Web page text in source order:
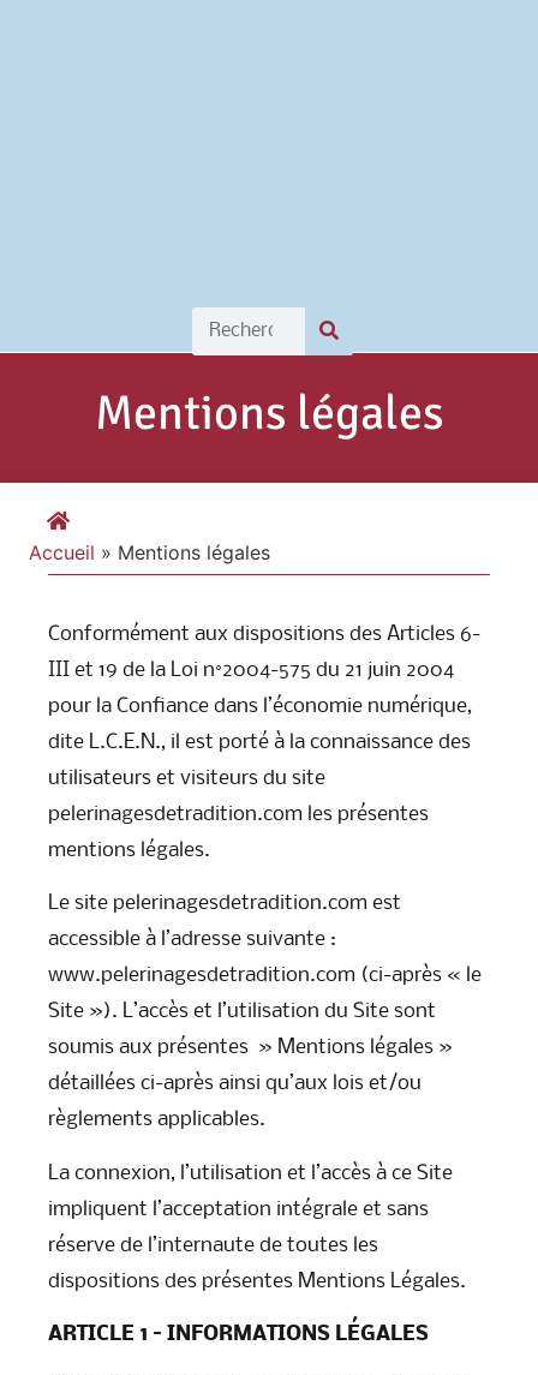
Mentions légales
Accueil » Mentions légales
Conformément aux dispositions des Articles 6-
III et 19 de la Loi n°2004-575 du 21 juin 2004
pour la Confiance dans l’économie numérique,
dite L.C.E.N., il est porté à la connaissance des
utilisateurs et visiteurs du site
pelerinagesdetradition.com les présentes
mentions légales.
Le site pelerinagesdetradition.com est
accessible à l’adresse suivante :
www.pelerinagesdetradition.com (ci-après « le
Site »). L’accès et l’utilisation du Site sont
soumis aux présentes » Mentions légales »
détaillées ci-après ainsi qu’aux lois et/ou
règlements applicables.
La connexion, l’utilisation et l’accès à ce Site
impliquent l’acceptation intégrale et sans
réserve de l’internaute de toutes les
dispositions des présentes Mentions Légales.
ARTICLE 1 – INFORMATIONS LÉGALES